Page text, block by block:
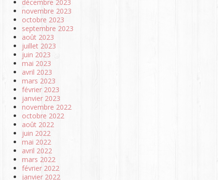
décembre 2023
novembre 2023
octobre 2023
septembre 2023
août 2023
juillet 2023
juin 2023
mai 2023
avril 2023
mars 2023
février 2023
janvier 2023
novembre 2022
octobre 2022
août 2022
juin 2022
mai 2022
avril 2022
mars 2022
février 2022
janvier 2022